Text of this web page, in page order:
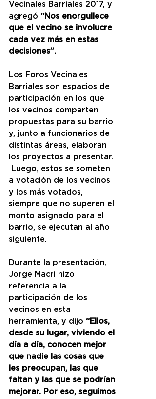
Vecinales Barriales 2017, y
agregó “Nos enorgullece
que el vecino se involucre
cada vez más en estas
decisiones”.
Los Foros Vecinales
Barriales son espacios de
participación en los que
los vecinos comparten
propuestas para su barrio
y, junto a funcionarios de
distintas áreas, elaboran
los proyectos a presentar.
Luego, estos se someten
a votación de los vecinos
y los más votados,
siempre que no superen el
monto asignado para el
barrio, se ejecutan al año
siguiente.
Durante la presentación,
Jorge Macri hizo
referencia a la
participación de los
vecinos en esta
herramienta, y dijo “Ellos,
desde su lugar, viviendo el
día a día, conocen mejor
que nadie las cosas que
les preocupan, las que
faltan y las que se podrían
mejorar. Por eso, seguimos